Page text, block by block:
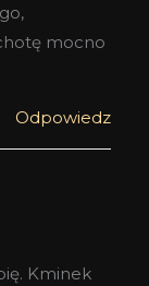
mocno
Odpowiedz
Kminek